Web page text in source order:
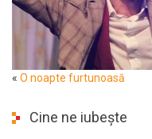
« O noapte furtunoasă
Cine ne iubește